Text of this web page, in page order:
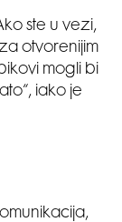
ste u vezi,
otvorenijim
mogli bi
iako je